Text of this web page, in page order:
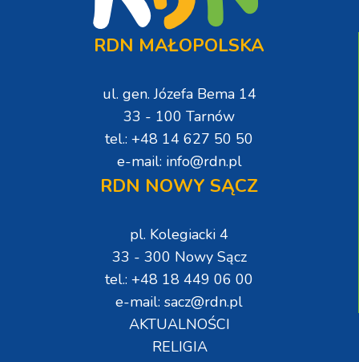
RDN MAŁOPOLSKA
ul. gen. Józefa Bema 14
33 - 100 Tarnów
tel.: +48 14 627 50 50
e-mail: info@rdn.pl
RDN NOWY SĄCZ
pl. Kolegiacki 4
33 - 300 Nowy Sącz
tel.: +48 18 449 06 00
e-mail: sacz@rdn.pl
AKTUALNOŚCI
RELIGIA